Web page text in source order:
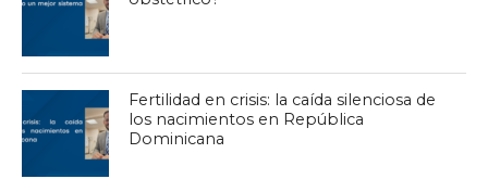
Fertilidad en crisis: la caída silenciosa de
los nacimientos en República
Dominicana